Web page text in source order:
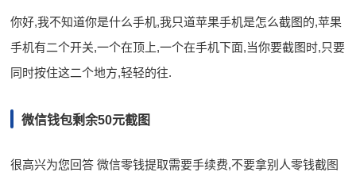
你好,我不知道你是什么手机,我只道苹果手机是怎么截图的,苹果
手机有二个开关,一个在顶上,一个在手机下面,当你要截图时,只要
同时按住这二个地方,轻轻的往.
微信钱包剩余50元截图
很高兴为您回答 微信零钱提取需要手续费,不要拿别人零钱截图